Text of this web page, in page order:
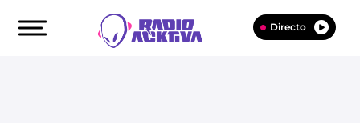
Directo